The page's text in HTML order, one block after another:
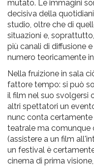
mutato. Le immagini
decisiva della
studio, oltre che di
situazioni e,
più canali di diffusione
numero teoricamente
Nella fruizione in sala
fattore tempo: si può
il film nel suo svolgersi
altri spettatori un
nunc conta
teatrale ma comunque
(assistere a un film
un festival è
cinema di prima